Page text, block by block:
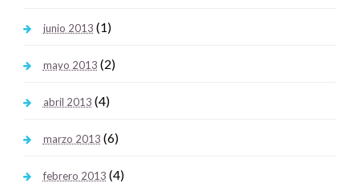
junio 2013 (1)
mayo 2013 (2)
abril 2013 (4)
marzo 2013 (6)
febrero 2013 (4)